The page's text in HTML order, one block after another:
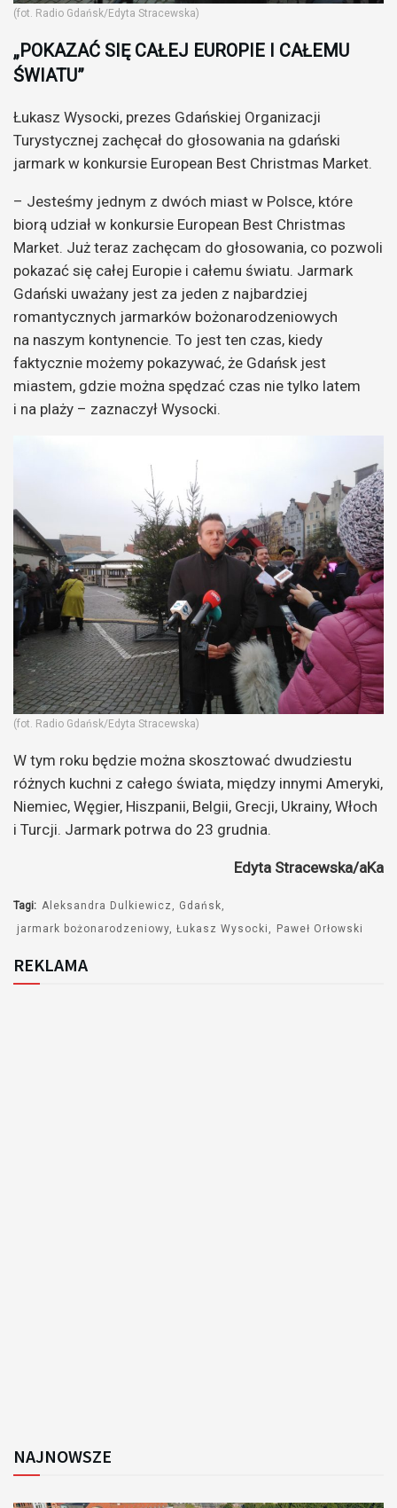
(fot. Radio Gdańsk/Edyta Stracewska)
„POKAZAĆ SIĘ CAŁEJ EUROPIE I CAŁEMU
ŚWIATU”
Łukasz Wysocki, prezes Gdańskiej Organizacji
Turystycznej zachęcał do głosowania na gdański
jarmark w konkursie European Best Christmas Market.
– Jesteśmy jednym z dwóch miast w Polsce, które
biorą udział w konkursie European Best Christmas
Market. Już teraz zachęcam do głosowania, co pozwoli
pokazać się całej Europie i całemu światu. Jarmark
Gdański uważany jest za jeden z najbardziej
romantycznych jarmarków bożonarodzeniowych
na naszym kontynencie. To jest ten czas, kiedy
faktycznie możemy pokazywać, że Gdańsk jest
miastem, gdzie można spędzać czas nie tylko latem
i na plaży – zaznaczył Wysocki.
(fot. Radio Gdańsk/Edyta Stracewska)
W tym roku będzie można skosztować dwudziestu
różnych kuchni z całego świata, między innymi Ameryki,
Niemiec, Węgier, Hiszpanii, Belgii, Grecji, Ukrainy, Włoch
i Turcji. Jarmark potrwa do 23 grudnia.
Edyta Stracewska/aKa
Tagi: Aleksandra Dulkiewicz
Gdańsk
jarmark bożonarodzeniowy Łukasz Wysocki Paweł Orłowski
REKLAMA
NAJNOWSZE